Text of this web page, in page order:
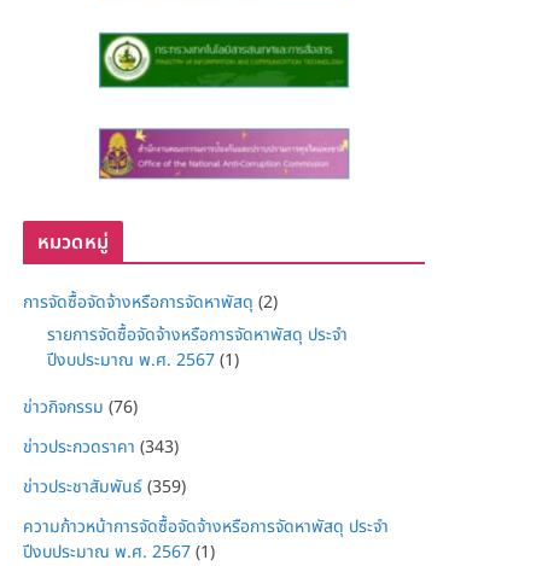
หมวดหมู่
การจัดซื้อจัดจ้างหรือการจัดหาพัสดุ (2)
รายการจัดซื้อจัดจ้างหรือการจัดหาพัสดุ ประจำ
ปีงบประมาณ พ.ศ. 2567(1)
ข่าวกิจกรรม (76)
ข่าวประกวดราคา (343)
ข่าวประชาสัมพันธ์(359)
ความก้าวหน้าการจัดซื้อจัดจ้างหรือการจัดหาพัสดุ ประจำ
ปีงบประมาณ พ.ศ. 2567(1)